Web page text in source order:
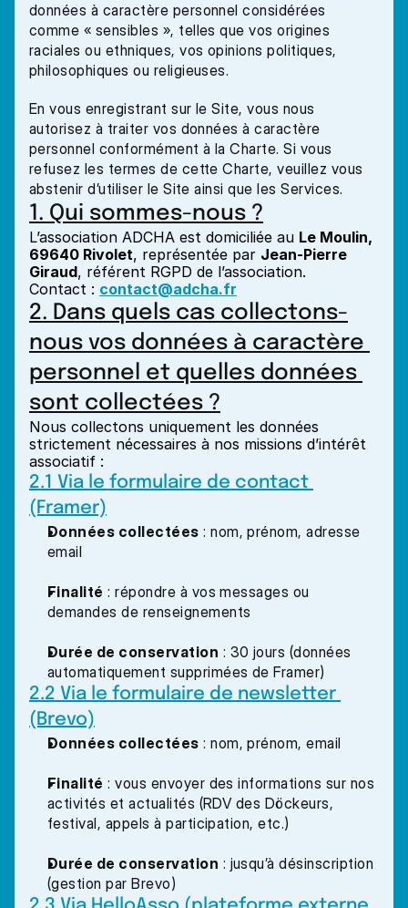
données à caractère personnel considérées
comme « sensibles », telles que vos origines
raciales ou ethniques, vos opinions politiques,
philosophiques ou religieuses.
En vous enregistrant sur le Site, vous nous
autorisez à traiter vos données à caractère
personnel conformément à la Charte. Si vous
refusez les termes de cette Charte, veuillez vous
abstenir d’utiliser le Site ainsi que les Services.
1. Qui sommes-nous ?
L’association ADCHA est domiciliée au Le Moulin,
69640 Rivolet, représentée par Jean-Pierre
Giraud, référent RGPD de l’association.
Contact : contact@adcha.fr
2. Dans quels cas collectons-
nous vos données à caractère
personnel et quelles données
sont collectées ?
Nous collectons uniquement les données
strictement nécessaires à nos missions d’intérêt
associatif :
2.1 Via le formulaire de contact
(Framer)
Données collectées : nom, prénom, adresse
email
Finalité : répondre à vos messages ou
demandes de renseignements
Durée de conservation : 30 jours (données
automatiquement supprimées de Framer)
2.2 Via le formulaire de newsletter
(Brevo)
Données collectées : nom, prénom, email
Finalité : vous envoyer des informations sur nos
activités et actualités (RDV des Döckeurs,
festival, appels à participation, etc.)
Durée de conservation : jusqu’à désinscription
(gestion par Brevo)